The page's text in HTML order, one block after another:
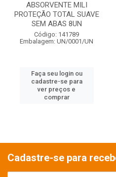
ABSORVENTE MILI
PROTEÇÃO TOTAL SUAVE
SEM ABAS 8UN
Código: 141789
Embalagem: UN/0001/UN
Faça seu login ou
cadastre-se para
ver preços e
comprar
Cadastre-se para